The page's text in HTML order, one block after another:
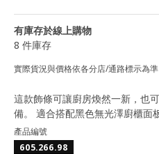
有庫存於線上購物
8 件庫存
實際貨況與價格依各分店/通路標示為準
這款飾條可讓廚房煥然一新，也
備。 適合搭配黑色無光澤廚櫃面
產品編號
605.266.98